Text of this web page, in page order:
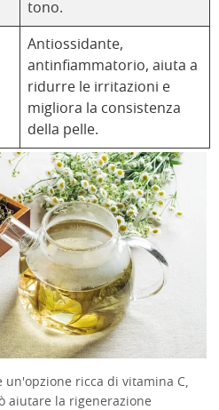
tono.
Antiossidante,
antinfiammatorio, aiuta a
ridurre le irritazioni e
migliora la consistenza
della pelle.
un'opzione ricca di vitamina C,
aiutare la rigenerazione